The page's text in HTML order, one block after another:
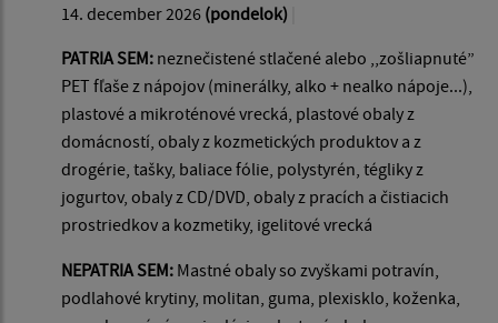
14. december 2026 (pondelok)
PATRIA SEM: neznečistené stlačené alebo ,,zošliapnuté”
PET fľaše z nápojov (minerálky, alko + nealko nápoje...),
plastové a mikroténové vrecká, plastové obaly z
domácností, obaly z kozmetických produktov a z
drogérie, tašky, baliace fólie, polystyrén, tégliky z
jogurtov, obaly z CD/DVD, obaly z pracích a čistiacich
prostriedkov a kozmetiky, igelitové vrecká
NEPATRIA SEM: Mastné obaly so zvyškami potravín,
podlahové krytiny, molitan, guma, plexisklo, koženka,